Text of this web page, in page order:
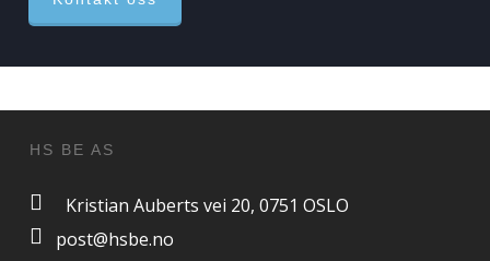
HS BE AS
Kristian Auberts vei 20, 0751 OSLO
post@hsbe.no